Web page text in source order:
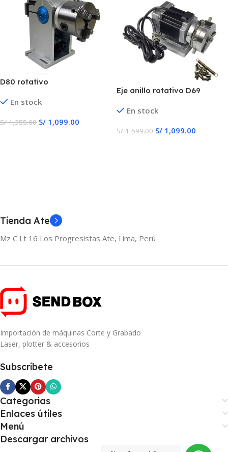
D80 rotativo
En stock
S/1,355.00 S/ 1,099.00
Eje anillo rotativo D69
En stock
S/1,599.00 S/ 1,099.00
Tienda Ate
Mz C Lt 16 Los Progresistas Ate, Lima, Perú
Importación de máquinas Corte y Grabado
Laser, plotter & accesorios
Subscribete
Categorias
Enlaces útiles
Menú
Descargar archivos